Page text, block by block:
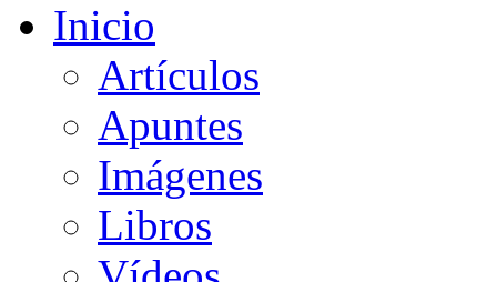
Inicio
Artículos
Apuntes
Imágenes
Libros